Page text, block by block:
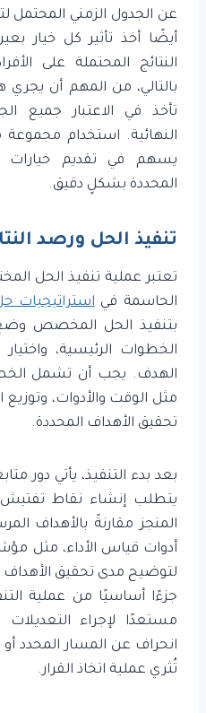
عن الجدول الزمني المحتمل
أيضًا أخذ تأثير كل خيار
النتائج المحتملة على
بالتالي، من المهم أن يجري
تأخذ في الاعتبار جميع
النهائية. استخدام
يسهم في تقديم خيارات
المحددة بشكلٍ دقيق.
تنفيذ الحل ورصد
تعتبر عملية تنفيذ الحل
الحاسمة فياستراتيجيات
بتنفيذ الحل المخصص
الخطوات الرئيسية،
الهدف. يجب أن تشمل الخطة
مثل الوقت والأدوات،
تحقيق الأهداف المحددة.
بعد بدء التنفيذ، يأتي دور
يتطلب إنشاء نقاط تفتيش
المنجز مقارنةً بالأهداف
لتوضيح مدى تحقيق الأهداف
جزءًا أساسيًا من عملية
مستعدًا لإجراء
انحراف عن المسار المحدد
تُثري عملية اتخاذ القرار.